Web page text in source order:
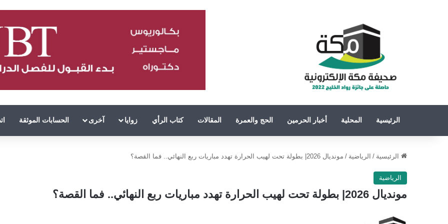
الرئيسية المحلية أخبار الحرمين الحج والعمرة المقالات كتاب الرأي زوايا آخرى الحسابات الموثقة
الرئيسية / الرياضية / مونديال 2026| بطولة تحت لهيب الحرارة تهدد مباريات ربع النهائي.. فما القصة؟
الرياضية
مونديال 2026| بطولة تحت لهيب الحرارة تهدد مباريات ربع النهائي.. فما القصة؟